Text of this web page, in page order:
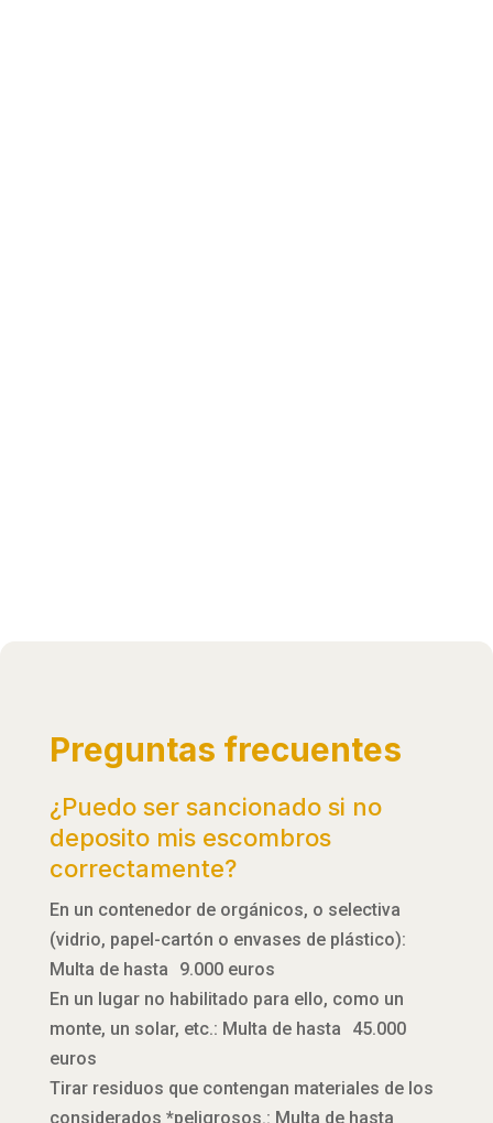
Preguntas frecuentes
¿Puedo ser sancionado si no
deposito mis escombros
correctamente?
En un contenedor de orgánicos, o selectiva
(vidrio, papel-cartón o envases de plástico):
Multa de hasta 9.000 euros
En un lugar no habilitado para ello, como un
monte, un solar, etc.: Multa de hasta 45.000
euros
Tirar residuos que contengan materiales de los
considerados *peligrosos.: Multa de hasta